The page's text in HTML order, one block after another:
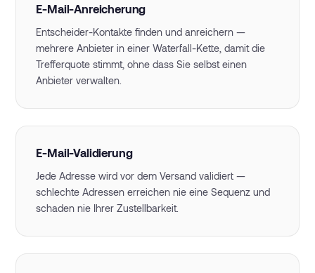
E-Mail-Anreicherung
Entscheider-Kontakte finden und anreichern —
mehrere Anbieter in einer Waterfall-Kette, damit die
Trefferquote stimmt, ohne dass Sie selbst einen
Anbieter verwalten.
E-Mail-Validierung
Jede Adresse wird vor dem Versand validiert —
schlechte Adressen erreichen nie eine Sequenz und
schaden nie Ihrer Zustellbarkeit.